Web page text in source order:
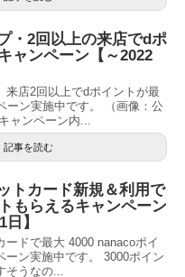
・2回以上の来店でdポ
ャンペーン【～2022
来店2回以上でdポイントが最
ーン実施中です。 （画像：公
ャンペーン内...
記事を読む
トカード新規＆利用で
もらえるキャンペーン
】
ードで最大 4000 nanacoポイ
ーン実施中です。 3000ポイン
そうなの...